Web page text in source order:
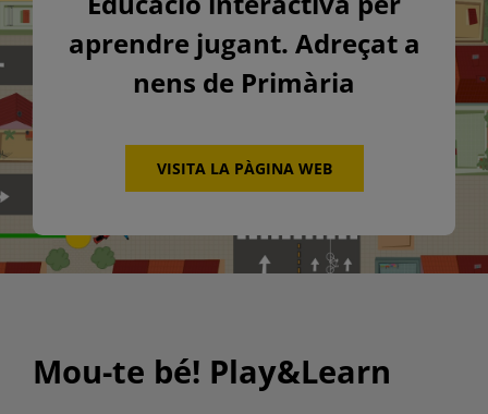
aprendre jugant. Adreçat a
nens de Primària
VISITA LA PÀGINA WEB
Mou-te bé! Play&Learn